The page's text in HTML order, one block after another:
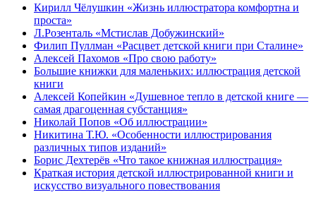
Кирилл Чёлушкин «Жизнь иллюстратора комфортна и
проста»
Л.Розенталь «Мстислав Добужинский»
Филип Пуллман «Расцвет детской книги при Сталине»
Алексей Пахомов «Про свою работу»
Большие книжки для маленьких: иллюстрация детской
книги
Алексей Копейкин «Душевное тепло в детской книге —
самая драгоценная субстанция»
Николай Попов «Об иллюстрации»
Никитина Т.Ю. «Особенности иллюстрирования
различных типов изданий»
Борис Дехтерёв «Что такое книжная иллюстрация»
Краткая история детской иллюстрированной книги и
искусство визуального повествования